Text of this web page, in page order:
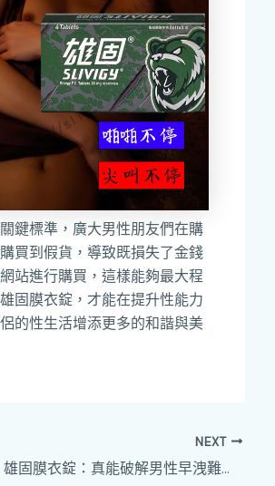
鍵標準，廣大男性朋友們在購
買到假貨，導致既損失了金錢
站進行購買，這樣能夠最大程
固膜衣錠，才能在提升性能力
的性生活增添更多的和諧與美
NEXT
雄固膜衣錠：真能破解男性早洩難題？